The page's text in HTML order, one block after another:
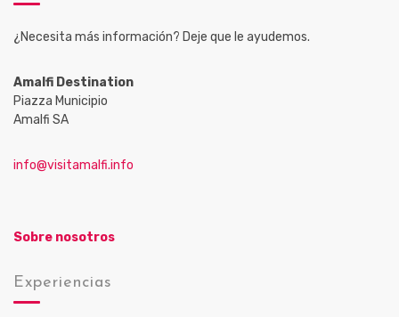
¿Necesita más información? Deje que le ayudemos.
Amalfi Destination
Piazza Municipio
Amalfi SA
info@visitamalfi.info
Sobre nosotros
Experiencias